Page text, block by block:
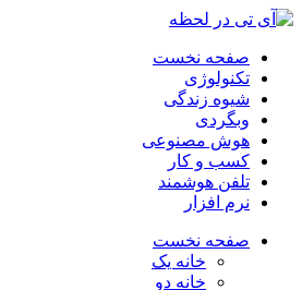
صفحه نخست
تکنولوژی
شیوه زندگی
وبگردی
هوش مصنوعی
کسب و کار
تلفن هوشمند
نرم افزار
صفحه نخست
خانه یک
خانه دو